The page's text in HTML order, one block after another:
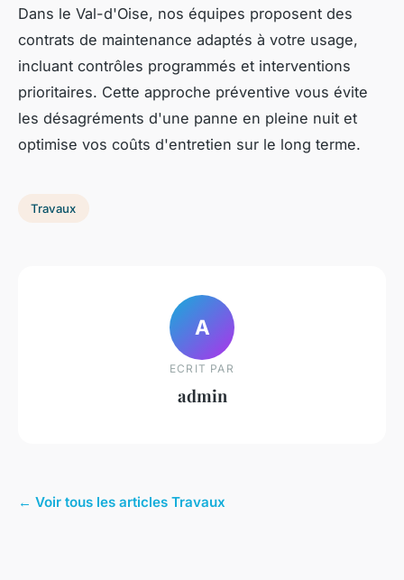
Dans le Val-d'Oise, nos équipes proposent des
contrats de maintenance adaptés à votre usage,
incluant contrôles programmés et interventions
prioritaires. Cette approche préventive vous évite
les désagréments d'une panne en pleine nuit et
optimise vos coûts d'entretien sur le long terme.
Travaux
A
ECRIT PAR
admin
← Voir tous les articles Travaux